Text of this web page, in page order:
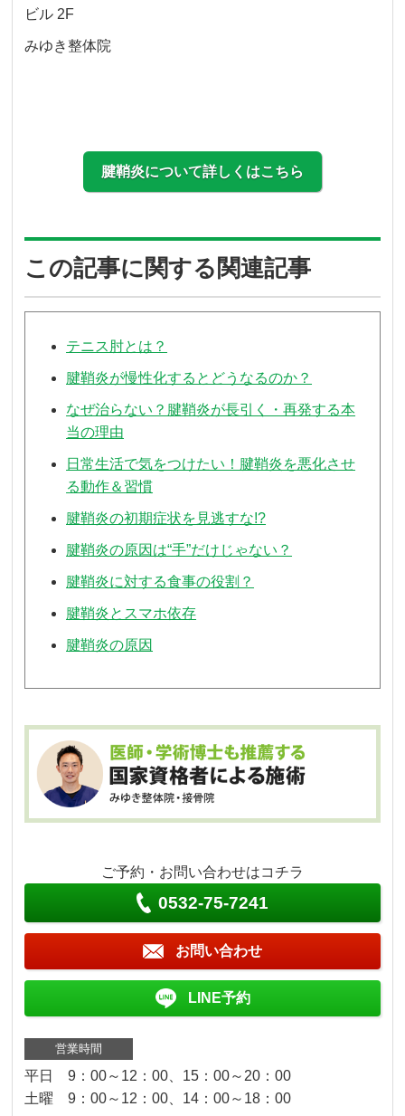
ビル 2F
みゆき整体院
腱鞘炎について詳しくはこちら
この記事に関する関連記事
テニス肘とは？
腱鞘炎が慢性化するとどうなるのか？
なぜ治らない？腱鞘炎が長引く・再発する本
当の理由
日常生活で気をつけたい！腱鞘炎を悪化させ
る動作＆習慣
腱鞘炎の初期症状を見逃すな!?
腱鞘炎の原因は“手”だけじゃない？
腱鞘炎に対する食事の役割？
腱鞘炎とスマホ依存
腱鞘炎の原因
ご予約・お問い合わせはコチラ
0532-75-7241
お問い合わせ
LINE予約
営業時間
平日 9：00～12：00、15：00～20：00
土曜 9：00～12：00、14：00～18：00